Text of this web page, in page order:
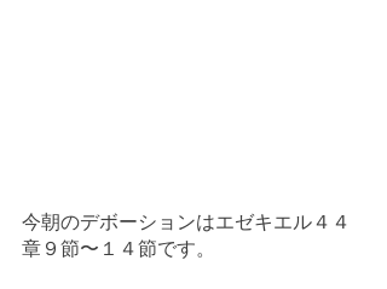
今朝のデボーションはエゼキエル４４
章９節〜１４節です。